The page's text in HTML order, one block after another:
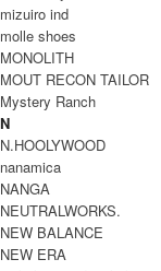
ズシ
サイ
MEN
でも
SIZE
サイズ
S0 60.5cm
1
mizuiro ind
molle shoes
MONOLITH
MOUT RECON TAILOR
Mystery Ranch
N
N.HOOLYWOOD
nanamica
NANGA
NEUTRALWORKS.
NEW BALANCE
NEW ERA